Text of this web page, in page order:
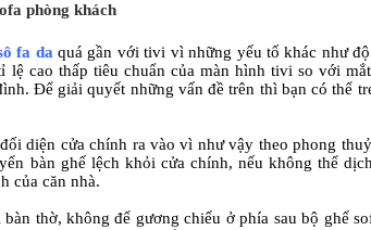
phòng khách
fa da quá gần với tivi vì những yếu tố khác như
lệ cao thấp tiêu chuẩn của màn hình tivi so với
Để giải quyết những vấn đề trên thì bạn có thể
diện cửa chính ra vào vì như vậy theo phong
bàn ghế lệch khỏi cửa chính, nếu không thể
của căn nhà.
thờ, không để gương chiếu ở phía sau bộ ghế